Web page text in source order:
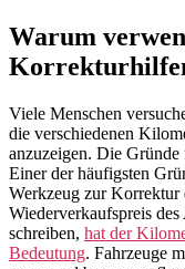
Warum
Viele Menschen
die verschiedenen
anzuzeigen. Die
Einer der häufigsten
Werkzeug zur Korrektur
Wiederverkaufspreis
schreiben, hat der
Bedeutung. Fahrzeuge